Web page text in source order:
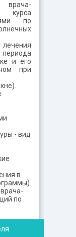
врача-
курса
по
лечения
и его
при
- вид
в
по